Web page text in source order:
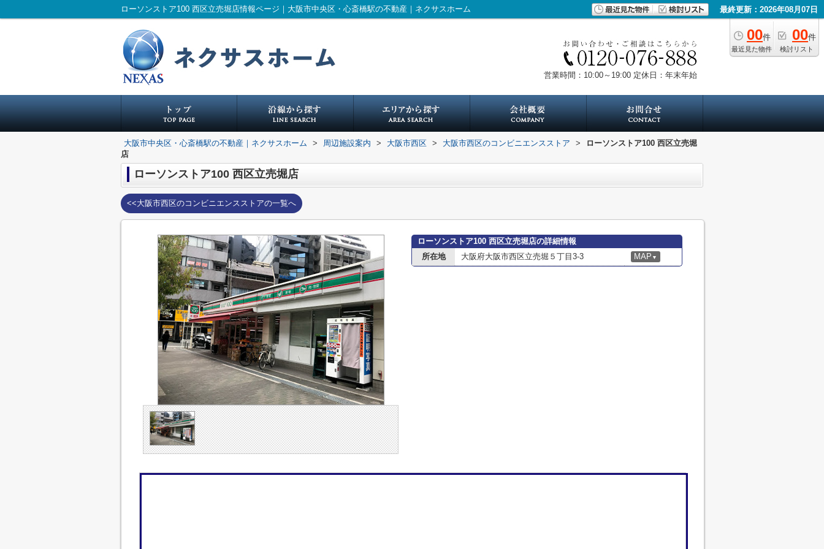
ローソンストア100 西区立売堀店情報ページ｜大阪市中央区・心斎橋駅の不動産｜ネクサスホーム 最終更新：2026年08月07日
00件
最近見た物件
00件
検討リスト
営業時間：10:00～19:00 定休日：年末年始
大阪市中央区・心斎橋駅の不動産｜ネクサスホーム > 周辺施設案内 > 大阪市西区 > 大阪市西区のコンビニエンスストア >
ローソンストア100 西区立売堀
店
ローソンストア100 西区立売堀店
<<大阪市西区のコンビニエンスストアの一覧へ
ローソンストア100 西区立売堀店の詳細情報
所在地
大阪府大阪市西区立売堀５丁目3-3 MAP ▼